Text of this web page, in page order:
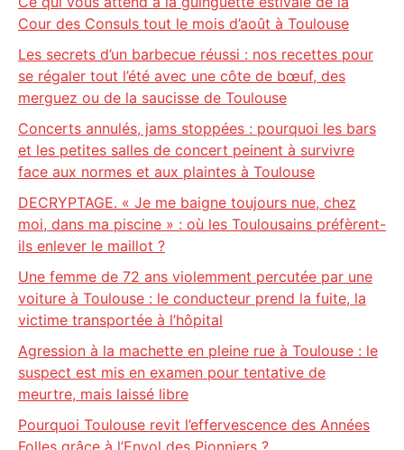
Cour des Consuls tout le mois d’août à Toulouse
Les secrets d’un barbecue réussi : nos recettes pour
se régaler tout l’été avec une côte de bœuf, des
merguez ou de la saucisse de Toulouse
Concerts annulés, jams stoppées : pourquoi les bars
et les petites salles de concert peinent à survivre
face aux normes et aux plaintes à Toulouse
DECRYPTAGE. « Je me baigne toujours nue, chez
moi, dans ma piscine » : où les Toulousains préfèrent-
ils enlever le maillot ?
Une femme de 72 ans violemment percutée par une
voiture à Toulouse : le conducteur prend la fuite, la
victime transportée à l’hôpital
Agression à la machette en pleine rue à Toulouse : le
suspect est mis en examen pour tentative de
meurtre, mais laissé libre
Pourquoi Toulouse revit l’effervescence des Années
Folles grâce à l’Envol des Pionniers ?